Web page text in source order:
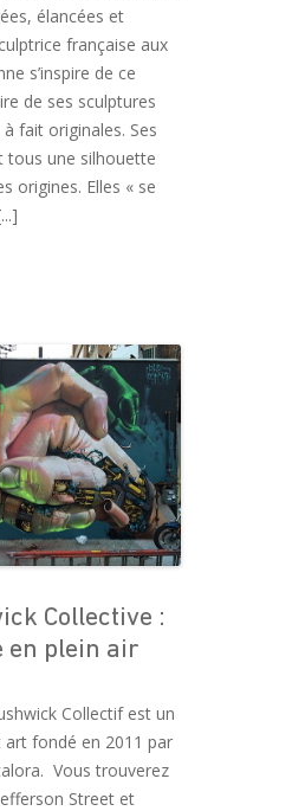
élancées et
française aux
s’inspire de ce
de ses sculptures
fait originales. Ses
tous une silhouette
origines. Elles « se
Collective :
en plein air
Collectif est un
art fondé en 2011 par
Vous trouverez
Street et